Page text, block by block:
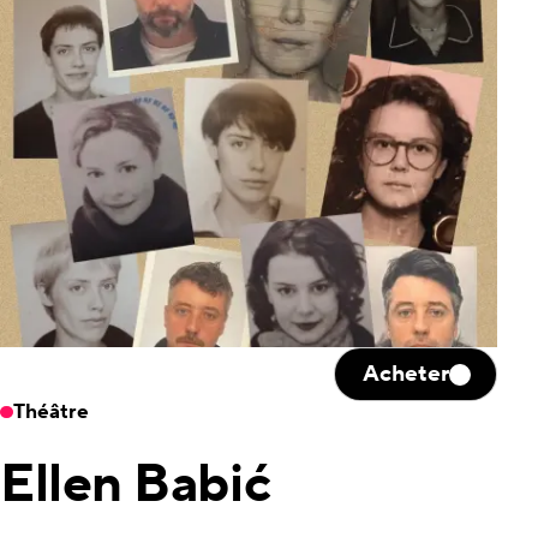
Théâtre
Acheter
Ellen Babić